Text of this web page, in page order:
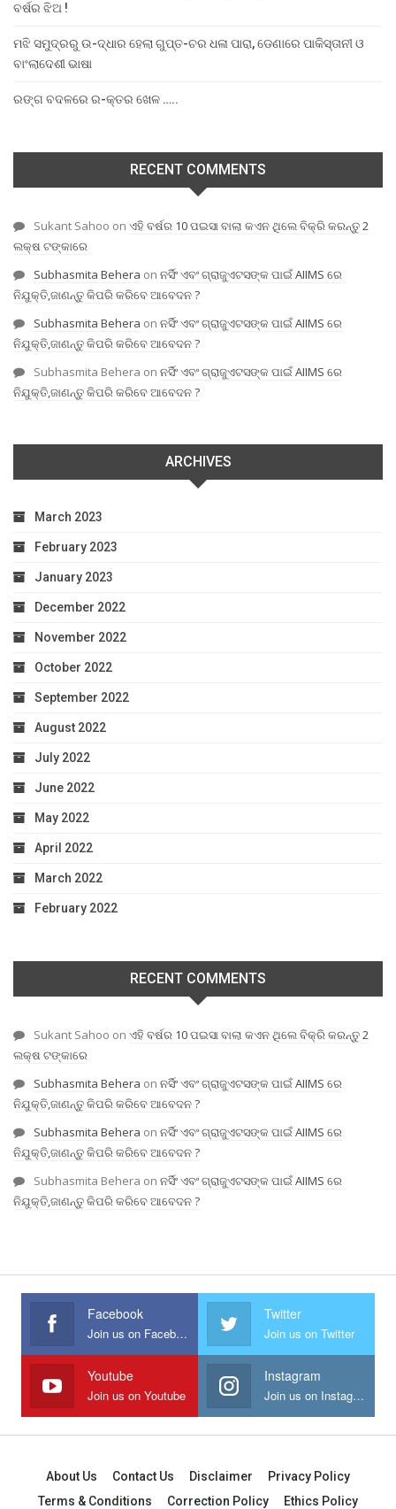
ବର୍ଷର ଝିଅ !
ମଝି ସମୁଦ୍ରରୁ ଉ-ଦ୍ଧାର ହେଲା ଗୁପ୍ତ-ଚର ଧଳା ପାରା, ଡେଣାରେ ପାକିସ୍ତାନୀ ଓ
ବାଂଲାଦେଶୀ ଭାଷା
ରଙ୍ଗ ବଦଳରେ ର-କ୍ତର ଖେଳ …..
RECENT COMMENTS
Sukant Sahoo on ଏହି ବର୍ଷର 10 ପଇସା ବାଲା କଏନ ଥିଲେ ବିକ୍ରି କରନ୍ତୁ 2
ଲକ୍ଷ ଟଙ୍କାରେ
Subhasmita Behera on ନର୍ସିଂ ଏବଂ ଗ୍ରାଜୁଏଟସଙ୍କ ପାଇଁ AIIMS ରେ
ନିଯୁକ୍ତି,ଜାଣନ୍ତୁ କିପରି କରିବେ ଆବେଦନ ?
Subhasmita Behera on ନର୍ସିଂ ଏବଂ ଗ୍ରାଜୁଏଟସଙ୍କ ପାଇଁ AIIMS ରେ
ନିଯୁକ୍ତି,ଜାଣନ୍ତୁ କିପରି କରିବେ ଆବେଦନ ?
Subhasmita Behera on ନର୍ସିଂ ଏବଂ ଗ୍ରାଜୁଏଟସଙ୍କ ପାଇଁ AIIMS ରେ
ନିଯୁକ୍ତି,ଜାଣନ୍ତୁ କିପରି କରିବେ ଆବେଦନ ?
ARCHIVES
March 2023
February 2023
January 2023
December 2022
November 2022
October 2022
September 2022
August 2022
July 2022
June 2022
May 2022
April 2022
March 2022
February 2022
RECENT COMMENTS
Sukant Sahoo on ଏହି ବର୍ଷର 10 ପଇସା ବାଲା କଏନ ଥିଲେ ବିକ୍ରି କରନ୍ତୁ 2
ଲକ୍ଷ ଟଙ୍କାରେ
Subhasmita Behera on ନର୍ସିଂ ଏବଂ ଗ୍ରାଜୁଏଟସଙ୍କ ପାଇଁ AIIMS ରେ
ନିଯୁକ୍ତି,ଜାଣନ୍ତୁ କିପରି କରିବେ ଆବେଦନ ?
Subhasmita Behera on ନର୍ସିଂ ଏବଂ ଗ୍ରାଜୁଏଟସଙ୍କ ପାଇଁ AIIMS ରେ
ନିଯୁକ୍ତି,ଜାଣନ୍ତୁ କିପରି କରିବେ ଆବେଦନ ?
Subhasmita Behera on ନର୍ସିଂ ଏବଂ ଗ୍ରାଜୁଏଟସଙ୍କ ପାଇଁ AIIMS ରେ
ନିଯୁକ୍ତି,ଜାଣନ୍ତୁ କିପରି କରିବେ ଆବେଦନ ?
Facebook
Join us on Facebook
Twitter
Join us on Twitter
Youtube
Join us on Youtube
Instagram
Join us on Instagram
About Us Contact Us Disclaimer
Privacy Policy
Terms & Conditions
Correction Policy Ethics Policy